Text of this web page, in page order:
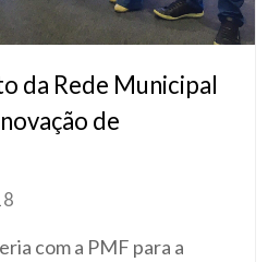
da Rede Municipal
de
com a PMF para a